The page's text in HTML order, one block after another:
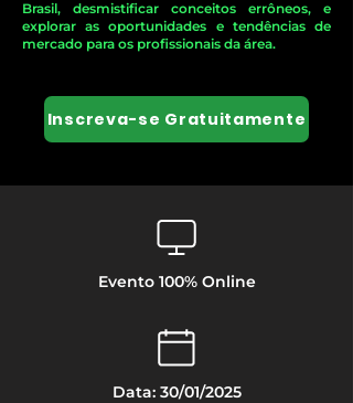
Brasil, desmistificar conceitos errôneos, e
explorar as oportunidades e tendências de
mercado para os profissionais da área.
Inscreva-se Gratuitamente
Evento 100% Online
Data: 30/01/2025